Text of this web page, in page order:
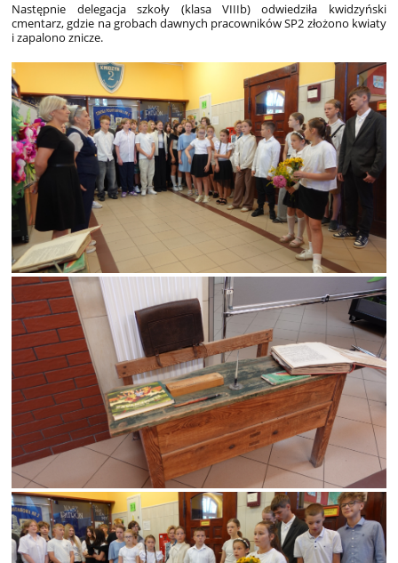
Następnie delegacja szkoły (klasa VIIIb) odwiedziła kwidzyński
cmentarz, gdzie na grobach dawnych pracowników SP2 złożono kwiaty
i zapalono znicze.